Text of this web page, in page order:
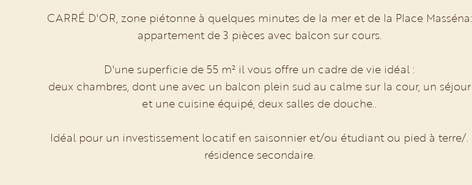
CARRÉ D'OR, zone piétonne à quelques minutes de la mer et de la Place Masséna:
appartement de 3 pièces avec balcon sur cours.
D'une superficie de 55 m² il vous offre un cadre de vie idéal :
deux chambres, dont une avec un balcon plein sud au calme sur la cour, un séjour
et une cuisine équipé, deux salles de douche..
Idéal pour un investissement locatif en saisonnier et/ou étudiant ou pied à terre/.
résidence secondaire.